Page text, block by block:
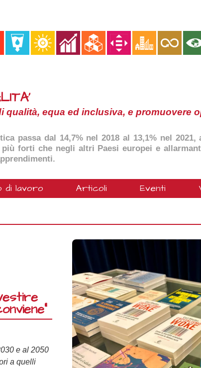
qualità, equa ed inclusiva, e promuovere
passa dal 14,7% nel 2018 al 13,1% nel
più forti che negli altri Paesi europei e
di lavoro Articoli Eventi
e al 2050
a quelli